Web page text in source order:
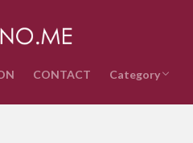
CONTACT Category
音楽
インターネッ
テクノロジー
ライフスタイ
政治経済
時事ネタ
エンタメ・ス
雑記
QUESTION